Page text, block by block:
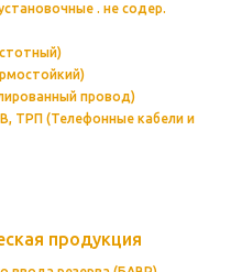
. не содер.
провод)
ТРП (Телефонные кабели и
продукция